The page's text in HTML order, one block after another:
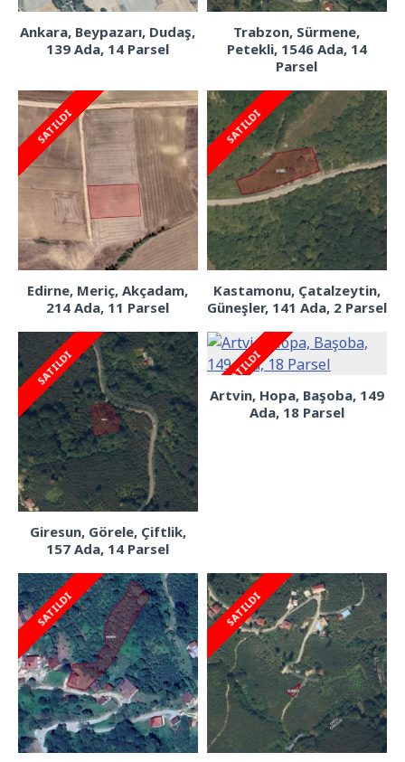
Ankara, Beypazarı, Dudaş,
139 Ada, 14 Parsel
Trabzon, Sürmene,
Petekli, 1546 Ada, 14
Parsel
SATILDI
Edirne, Meriç, Akçadam,
214 Ada, 11 Parsel
SATILDI
Kastamonu, Çatalzeytin,
Güneşler, 141 Ada, 2 Parsel
SATILDI
Giresun, Görele, Çiftlik,
157 Ada, 14 Parsel
SATILDI
Artvin, Hopa, Başoba, 149
Ada, 18 Parsel
SATILDI SATILDI